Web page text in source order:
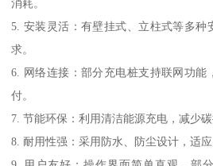
消耗。
5. 安装灵活：有壁挂式、立柱式等多种
求。
6. 网络连接：部分充电桩支持联网功能
付。
7. 节能环保：利用清洁能源充电，减少
8. 耐用性强：采用防水、防尘设计，适应